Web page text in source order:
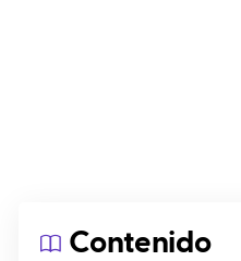
Contenido